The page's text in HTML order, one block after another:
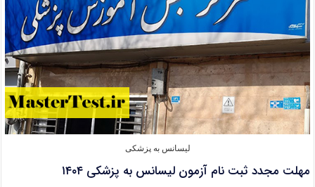
لیسانس به پزشکی
مهلت مجدد ثبت نام آزمون لیسانس به پزشکی ۱۴۰۴